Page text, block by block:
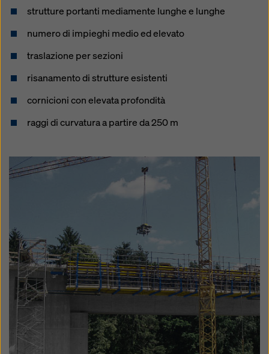
strutture portanti mediamente lunghe e lunghe
numero di impieghi medio ed elevato
traslazione per sezioni
risanamento di strutture esistenti
cornicioni con elevata profondità
raggi di curvatura a partire da 250 m